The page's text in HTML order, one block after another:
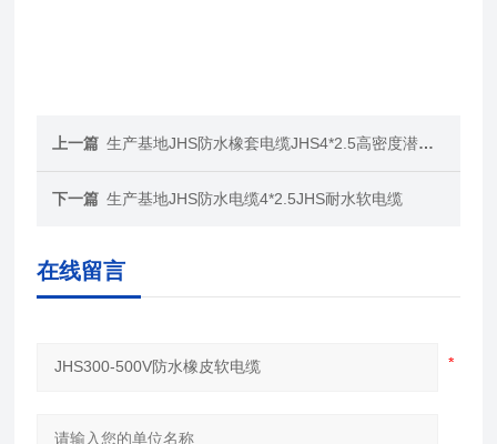
上一篇 生产基地JHS防水橡套电缆JHS4*2.5高密度潜水电缆
下一篇 生产基地JHS防水电缆4*2.5JHS耐水软电缆
在线留言